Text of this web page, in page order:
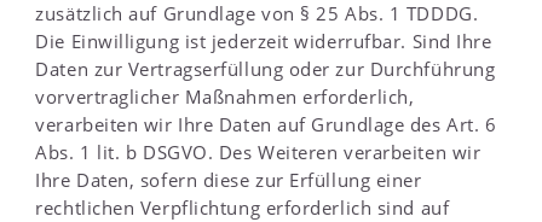
zusätzlich auf Grundlage von § 25 Abs. 1 TDDDG.
Die Einwilligung ist jederzeit widerrufbar. Sind Ihre
Daten zur Vertragserfüllung oder zur Durchführung
vorvertraglicher Maßnahmen erforderlich,
verarbeiten wir Ihre Daten auf Grundlage des Art. 6
Abs. 1 lit. b DSGVO. Des Weiteren verarbeiten wir
Ihre Daten, sofern diese zur Erfüllung einer
rechtlichen Verpflichtung erforderlich sind auf